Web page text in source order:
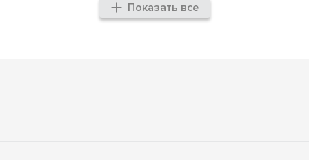
Показать все